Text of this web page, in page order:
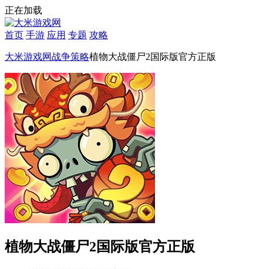
正在加载
首页 手游 应用 专题 攻略
大米游戏网战争策略植物大战僵尸2国际版官方正版
植物大战僵尸2国际版官方正版